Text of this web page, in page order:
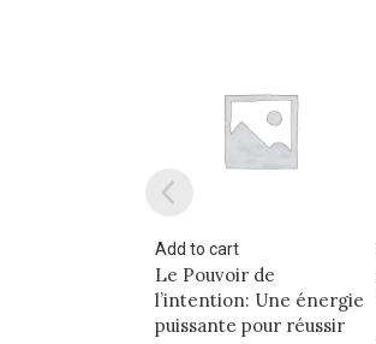
Add to cart
AL AAMEL ACHIARIYA
ALKEMILA